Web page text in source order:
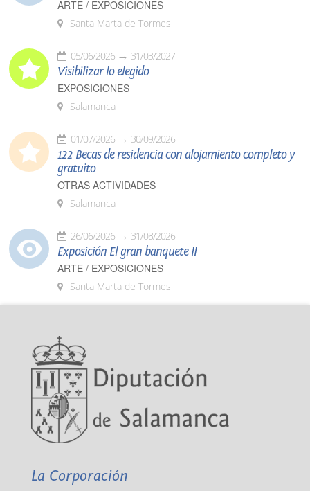
ARTE / EXPOSICIONES
Santa Marta de Tormes
05/06/2026 31/03/2027
Visibilizar lo elegido
EXPOSICIONES
Salamanca
01/07/2026 30/09/2026
122 Becas de residencia con alojamiento completo y
gratuito
OTRAS ACTIVIDADES
Salamanca
26/06/2026 31/08/2026
Exposición El gran banquete II
ARTE / EXPOSICIONES
Santa Marta de Tormes
La Corporación